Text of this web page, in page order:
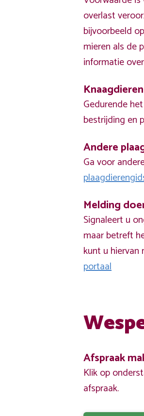
overlast
bijvoorbeeld
mieren als de
informatie over
Knaagdieren
Gedurende
bestrijding en
Andere
Ga voor
Melding
Signaleert u
maar betreft
kunt u hiervan
portaal
Afspraak
Klik op
afspraak.